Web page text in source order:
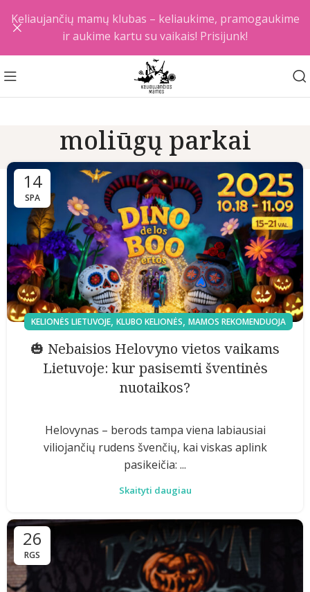
moliūgų parkai
14
SPA
KELIONĖS LIETUVOJE, KLUBO KELIONĖS, MAMOS REKOMENDUOJA
🎃 Nebaisios Helovyno vietos vaikams
Lietuvoje: kur pasisemti šventinės
nuotaikos?
Helovynas – berods tampa viena labiausiai
viliojančių rudens švenčių, kai viskas aplink
pasikeičia: ...
Skaityti daugiau
26
RGS
Keliaujančių mamų klubas – keliaukime, pramogaukime
ir aukime kartu su vaikais! Prisijunk!